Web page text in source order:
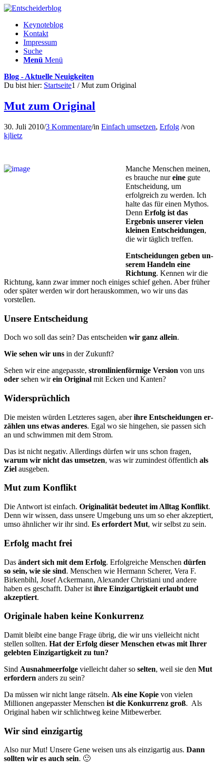
Keynoteblog
Kontakt
Impressum
Suche
Menü Menü
Blog - Aktuelle Neuigkeiten
Du bist hier: Startseite1 / Mut zum Original
Mut zum Original
30. Juli 2010/3 Kommentare/in Einfach umsetzen, Erfolg /von
kjlietz
Manche Menschen meinen,
es brauche nureine gute
Ent­schei­dung, um
erfolgreich zu werden. Ich
halte das für ei­nen Mythos.
Denn Erfolg ist das
Ergebnis unserer vielen
kleinen Entscheidungen,
die wir täg­lich treffen.
Entscheidungen geben un­
se­rem Handeln eine
Richtung. Kennen wir die
Richtung, kann zwar immer noch einiges schief gehen. Aber früher
oder später werden wir dort herauskommen, wo wir uns das
vorstellen.
Unsere Entscheidung
Doch wo soll das sein? Das entscheiden wir ganz allein.
Wie sehen wir uns in der Zukunft?
Sehen wir eine angepasste, stromlinienförmige Version von uns
oder sehen wirein Original mit Ecken und Kanten?
Widersprüchlich
Die meisten würden Letzteres sagen, aberihre Entscheidungen er­
zäh­len uns etwas anderes. Egal wo sie hingehen, sie passen sich
an und schwimmen mit dem Strom.
Das ist nicht negativ. Allerdings dürfen wir uns schon fragen,
warum wir nicht das umsetzen, was wir zumindest öffentlich als
Ziel aus­ge­ben.
Mut zum Konflikt
Die Antwort ist einfach. Originalität bedeutet im Alltag Konflikt.
Denn wir wissen, dass unsere Umgebung uns um so eher akzeptiert,
umso ähnlicher wir ihr sind. Es erfordert Mut, wir selbst zu sein.
Erfolg macht frei
Das ändert sich mit dem Erfolg. Erfolgreiche Menschen dürfen
so sein, wie sie sind. Menschen wie Hermann Scherer, Vera F.
Birkenbihl, Josef Ackermann, Alexander Christiani und andere
haben es geschafft. Daher ist ihre Einzigartigkeit erlaubt und
akzeptiert.
Originale haben keine Konkurrenz
Damit bleibt eine bange Frage übrig, die wir uns vielleicht nicht
stellen sollten. Hat der Erfolg dieser Menschen etwas mit Ihrer
gelebten Einzigartigkeit zu tun?
Sind Ausnahmeerfolge vielleicht daher so selten, weil sie den Mut
erfordern anders zu sein?
Da müssen wir nicht lange rätseln. Als eine Kopie von vielen
Millionen angepasster Menschen ist die Konkurrenz groß. Als
Original haben wir schlichtweg keine Mitbewerber.
Wir sind einzigartig
Also nur Mut! Unsere Gene weisen uns als einzigartig aus. Dann
sollten wir es auch sein. 🙂